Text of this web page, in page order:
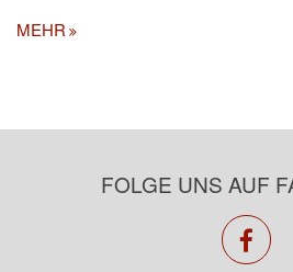
MEHR
FOLGE UNS AUF